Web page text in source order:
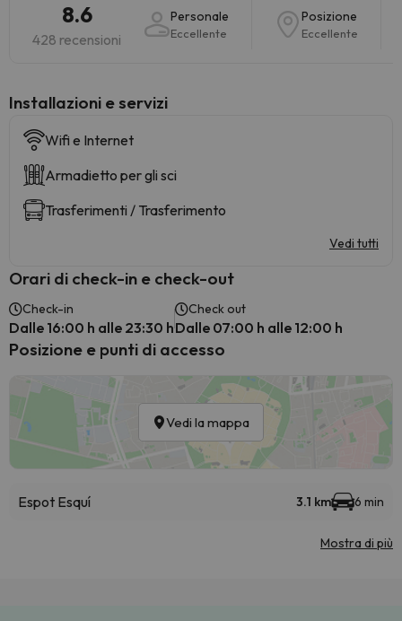
8.6
428 recensioni
Personale
Eccellente
Posizione
Eccellente
Installazioni e servizi
Wifi e Internet
Armadietto per gli sci
Trasferimenti / Trasferimento
Vedi tutti
Orari di check-in e check-out
Check-in
Dalle 16:00 h alle 23:30 h
Check out
Dalle 07:00 h alle 12:00 h
Posizione e punti di accesso
Vedi la mappa
Espot Esquí 3.1 km 6 min
Mostra di più